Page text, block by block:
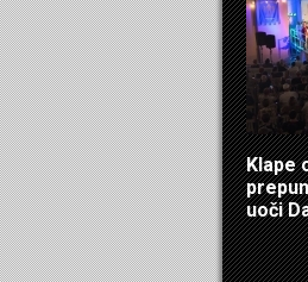
Klape
uoči